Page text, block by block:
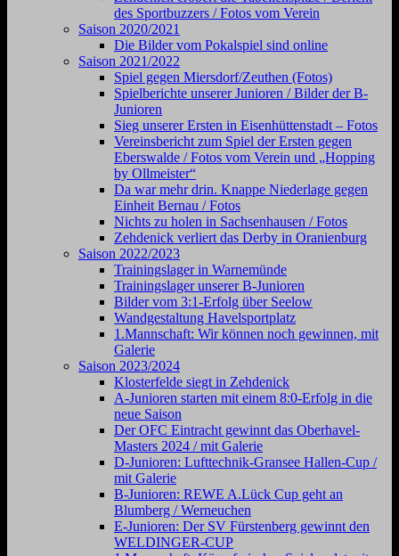
des Sportbuzzers / Fotos vom Verein
Saison 2020/2021
Die Bilder vom Pokalspiel sind online
Saison 2021/2022
Spiel gegen Miersdorf/Zeuthen (Fotos)
Spielberichte unserer Junioren / Bilder der B-
Junioren
Sieg unserer Ersten in Eisenhüttenstadt – Fotos
Vereinsbericht zum Spiel der Ersten gegen
Eberswalde / Fotos vom Verein und „Hopping
by Ollmeister“
Da war mehr drin. Knappe Niederlage gegen
Einheit Bernau / Fotos
Nichts zu holen in Sachsenhausen / Fotos
Zehdenick verliert das Derby in Oranienburg
Saison 2022/2023
Trainingslager in Warnemünde
Trainingslager unserer B-Junioren
Bilder vom 3:1-Erfolg über Seelow
Wandgestaltung Havelsportplatz
1.Mannschaft: Wir können noch gewinnen, mit
Galerie
Saison 2023/2024
Klosterfelde siegt in Zehdenick
A-Junioren starten mit einem 8:0-Erfolg in die
neue Saison
Der OFC Eintracht gewinnt das Oberhavel-
Masters 2024 / mit Galerie
D-Junioren: Lufttechnik-Gransee Hallen-Cup /
mit Galerie
B-Junioren: REWE A.Lück Cup geht an
Blumberg / Werneuchen
E-Junioren: Der SV Fürstenberg gewinnt den
WELDINGER-CUP